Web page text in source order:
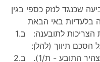
שכנגד לנזק כספי בגין
בלעדיות באי הבאת
קונים. ב. תמצית העובדות והטענות הצריכות לתובענה: ב.1
על הסכם תיווך (להלן:
- ת/1). ב.2